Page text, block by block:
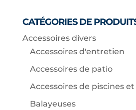
CATÉGORIES DE
Accessoires divers
Accessoires d'entretien
Accessoires de patio
Accessoires de piscines
Balayeuses